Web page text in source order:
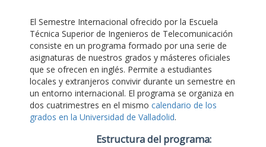
El Semestre Internacional ofrecido por la Escuela
Técnica Superior de Ingenieros de Telecomunicación
consiste en un programa formado por una serie de
asignaturas de nuestros grados y másteres oficiales
que se ofrecen en inglés. Permite a estudiantes
locales y extranjeros convivir durante un semestre en
un entorno internacional. El programa se organiza en
dos cuatrimestres en el mismo calendario de los
grados en la Universidad de Valladolid.
Estructura del programa: